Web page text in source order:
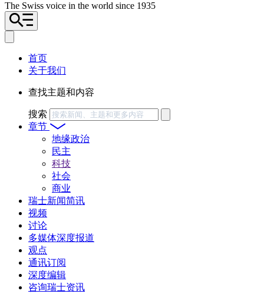
The Swiss voice in the world since 1935
首页
关于我们
查找主题和内容
搜索
章节
地缘政治
民主
科技
社会
商业
瑞士新闻简讯
视频
讨论
多媒体深度报道
观点
通讯订阅
深度编辑
咨询瑞士资讯